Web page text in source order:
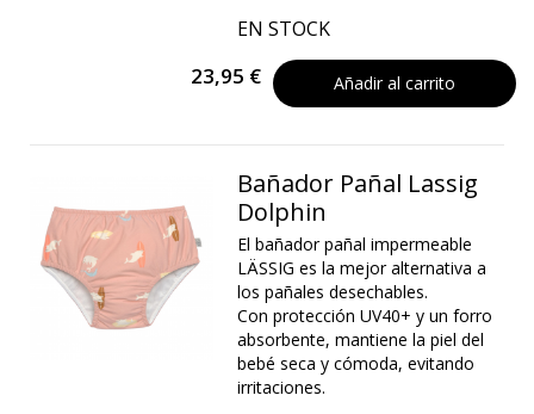
EN STOCK
23,95 € Añadir al carrito
Bañador Pañal Lassig
Dolphin
El bañador pañal impermeable
LÄSSIG es la mejor alternativa a
los pañales desechables.
Con protección UV40+ y un forro
absorbente, mantiene la piel del
bebé seca y cómoda, evitando
irritaciones.